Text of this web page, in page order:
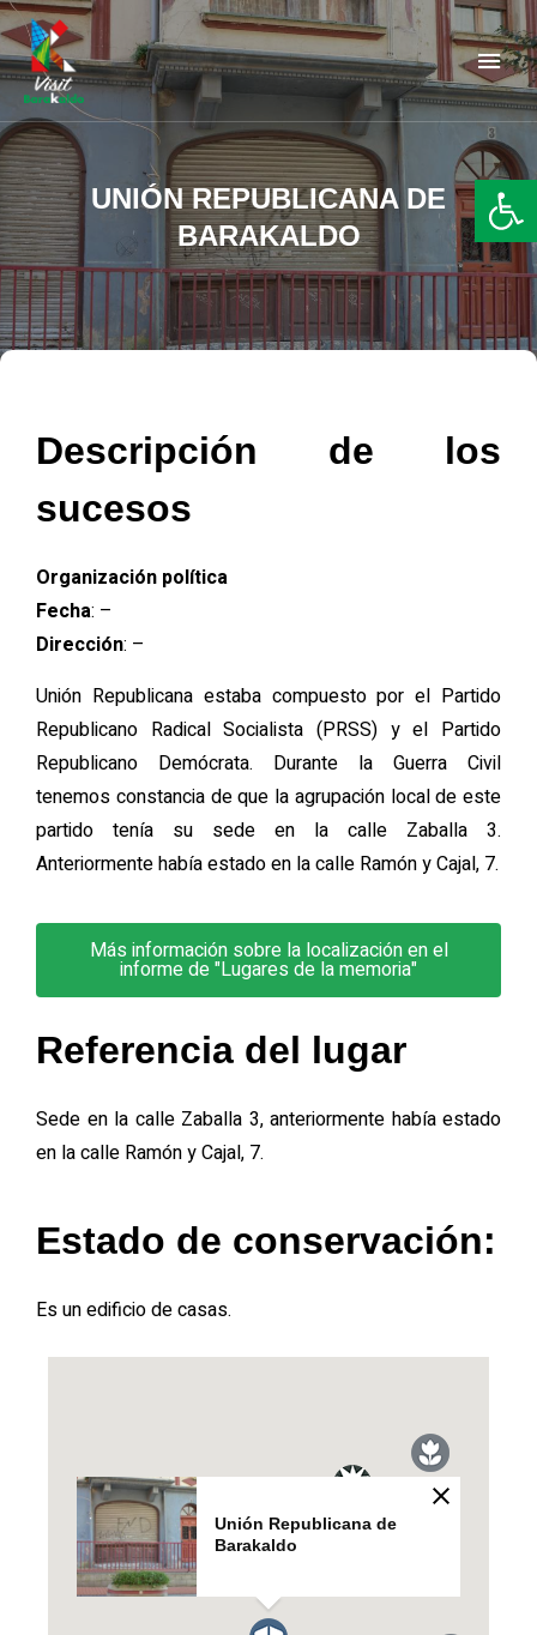
VISIT BARAKALDO
Barakaldo Turismo
UNIÓN REPUBLICANA DE
BARAKALDO
Descripción de los
sucesos
Organización política
Fecha: –
Dirección: –
Unión Republicana estaba compuesto por el Partido
Republicano Radical Socialista (PRSS) y el Partido
Republicano Demócrata. Durante la Guerra Civil
tenemos constancia de que la agrupación local de este
partido tenía su sede en la calle Zaballa 3.
Anteriormente había estado en la calle Ramón y Cajal, 7.
Más información sobre la localización en el
informe de "Lugares de la memoria"
Referencia del lugar
Sede en la calle Zaballa 3, anteriormente había estado
en la calle Ramón y Cajal, 7.
Estado de conservación:
Es un edificio de casas.
Unión Republicana de
Barakaldo